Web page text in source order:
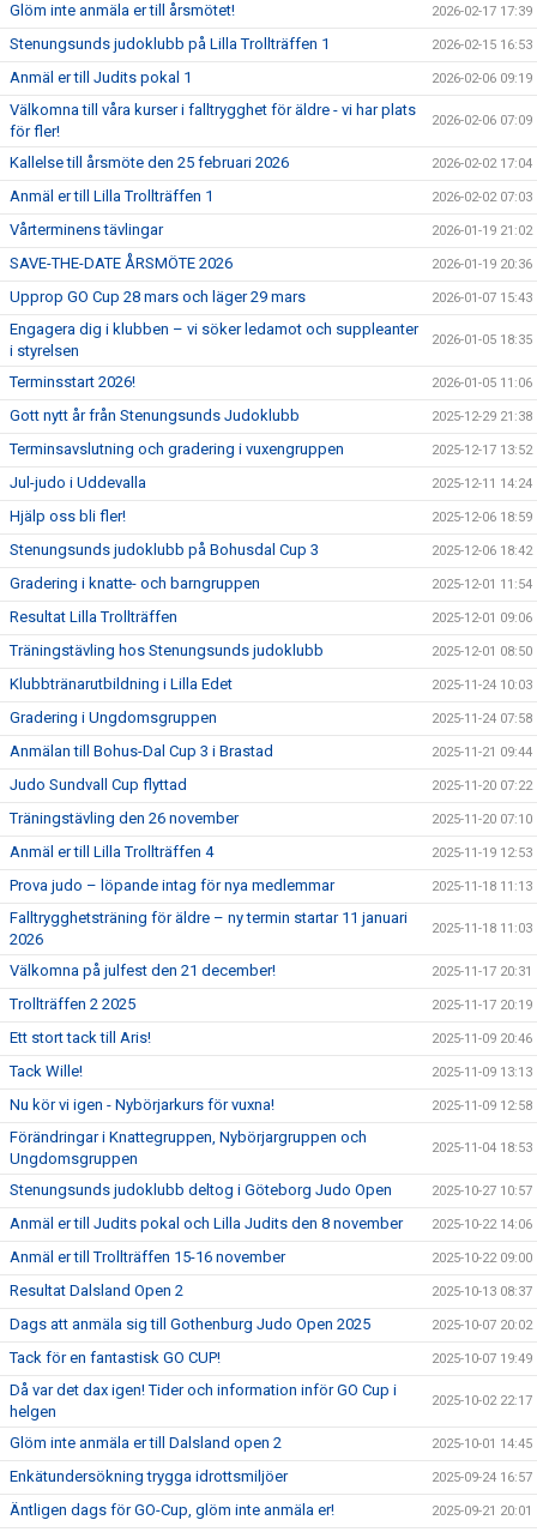
Glöm inte anmäla er till årsmötet! 2026-02-17 17:39
Stenungsunds judoklubb på Lilla Trollträffen 1 2026-02-15 16:53
Anmäl er till Judits pokal 1 2026-02-06 09:19
Välkomna till våra kurser i falltrygghet för äldre - vi har plats
för fler!
2026-02-06 07:09
Kallelse till årsmöte den 25 februari 2026 2026-02-02 17:04
Anmäl er till Lilla Trollträffen 1 2026-02-02 07:03
Vårterminens tävlingar 2026-01-19 21:02
SAVE-THE-DATE ÅRSMÖTE 2026 2026-01-19 20:36
Upprop GO Cup 28 mars och läger 29 mars 2026-01-07 15:43
Engagera dig i klubben – vi söker ledamot och suppleanter
i styrelsen
2026-01-05 18:35
Terminsstart 2026! 2026-01-05 11:06
Gott nytt år från Stenungsunds Judoklubb 2025-12-29 21:38
Terminsavslutning och gradering i vuxengruppen 2025-12-17 13:52
Jul-judo i Uddevalla 2025-12-11 14:24
Hjälp oss bli fler! 2025-12-06 18:59
Stenungsunds judoklubb på Bohusdal Cup 3 2025-12-06 18:42
Gradering i knatte- och barngruppen 2025-12-01 11:54
Resultat Lilla Trollträffen 2025-12-01 09:06
Träningstävling hos Stenungsunds judoklubb 2025-12-01 08:50
Klubbtränarutbildning i Lilla Edet 2025-11-24 10:03
Gradering i Ungdomsgruppen 2025-11-24 07:58
Anmälan till Bohus-Dal Cup 3 i Brastad 2025-11-21 09:44
Judo Sundvall Cup flyttad 2025-11-20 07:22
Träningstävling den 26 november 2025-11-20 07:10
Anmäl er till Lilla Trollträffen 4 2025-11-19 12:53
Prova judo – löpande intag för nya medlemmar 2025-11-18 11:13
Falltrygghetsträning för äldre – ny termin startar 11 januari
2026
2025-11-18 11:03
Välkomna på julfest den 21 december! 2025-11-17 20:31
Trollträffen 2 2025 2025-11-17 20:19
Ett stort tack till Aris! 2025-11-09 20:46
Tack Wille! 2025-11-09 13:13
Nu kör vi igen - Nybörjarkurs för vuxna! 2025-11-09 12:58
Förändringar i Knattegruppen, Nybörjargruppen och
Ungdomsgruppen
2025-11-04 18:53
Stenungsunds judoklubb deltog i Göteborg Judo Open 2025-10-27 10:57
Anmäl er till Judits pokal och Lilla Judits den 8 november 2025-10-22 14:06
Anmäl er till Trollträffen 15-16 november 2025-10-22 09:00
Resultat Dalsland Open 2 2025-10-13 08:37
Dags att anmäla sig till Gothenburg Judo Open 2025 2025-10-07 20:02
Tack för en fantastisk GO CUP! 2025-10-07 19:49
Då var det dax igen! Tider och information inför GO Cup i
helgen
2025-10-02 22:17
Glöm inte anmäla er till Dalsland open 2 2025-10-01 14:45
Enkätundersökning trygga idrottsmiljöer 2025-09-24 16:57
Äntligen dags för GO-Cup, glöm inte anmäla er! 2025-09-21 20:01